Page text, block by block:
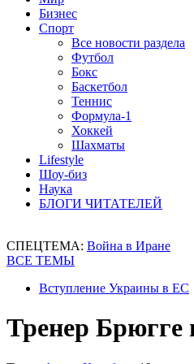
Бизнес
Спорт
Все новости раздела
Футбол
Бокс
Баскетбол
Теннис
Формула-1
Хоккей
Шахматы
Lifestyle
Шоу-биз
Наука
БЛОГИ ЧИТАТЕЛЕЙ
СПЕЦТЕМА: Война в Иране
ВСЕ ТЕМЫ
Вступление Украины в ЕС
Тренер Брюгге